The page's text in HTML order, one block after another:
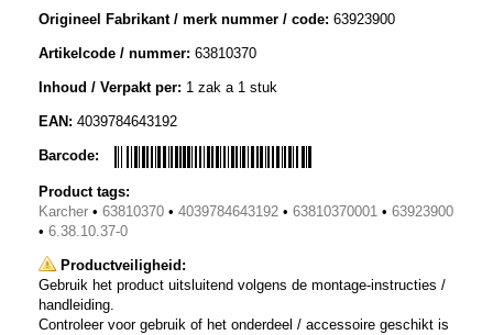
Origineel Fabrikant / merk nummer / code: 63923900
Artikelcode / nummer: 63810370
Inhoud / Verpakt per: 1 zak a 1 stuk
EAN: 4039784643192
Barcode:
Product tags:
Karcher • 63810370 • 4039784643192 • 63810370001 • 63923900
• 6.38.10.37-0
Productveiligheid:
Gebruik het product uitsluitend volgens de montage-instructies /
handleiding.
Controleer voor gebruik of het onderdeel / accessoire geschikt is